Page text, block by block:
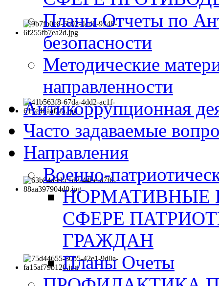
Планы Отчеты по
безопасности
Методические
направленности
Антикоррупционная
Часто задаваемые
Направления
Военно-
НОРМАТИВНЫЕ
СФЕРЕ
ГРАЖДАН
Планы Очеты